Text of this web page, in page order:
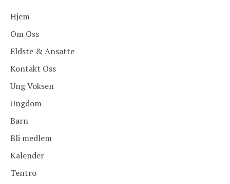
Hjem
Om Oss
Eldste & Ansatte
Kontakt Oss
Ung Voksen
Ungdom
Barn
Bli medlem
Kalender
Tentro